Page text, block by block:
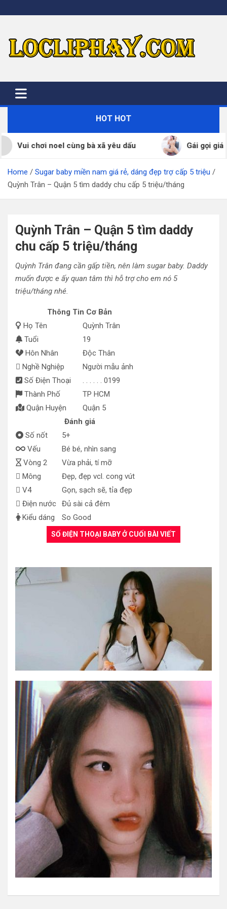
to
HOT HOT
Vui chơi noel cùng bà xã yêu dấu Gái gọi giá rẻ
Home
Sugar baby miền nam giá rẻ, dáng đẹp trợ cấp 5 triệu
Quỳnh Trân – Quận 5 tìm daddy chu cấp 5 triệu/tháng
Quỳnh Trân – Quận 5 tìm daddy
chu cấp 5 triệu/tháng
Quỳnh Trân đang cần gấp tiền, nên làm sugar baby. Daddy
muốn được e ấy quan tâm thì hỗ trợ cho em nó 5
triệu/tháng nhé.
Thông Tin Cơ Bản
Họ Tên
Quỳnh Trân
Tuổi
19
Hôn Nhân
Độc Thân
Nghề Nghiệp
Người mẫu ảnh
Số Điện Thoại
. . . . . . 0199
Thành Phố
TP HCM
Quận Huyện
Quận 5
Đánh giá
Số nốt
5+
Vếu
Bé bé, nhìn sang
Vòng 2
Vừa phải, tí mỡ
Mông
Đẹp, đẹp vcl. cong vút
V4
Gọn, sạch sẽ, tỉa đẹp
Điện nước
Đủ sài cả đêm
Kiểu dáng
So Good
SỐ ĐIỆN THOẠI BABY Ở CUỐI BÀI VIẾT